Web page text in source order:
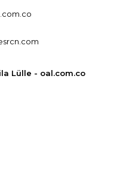
Lülle - oal.com.co